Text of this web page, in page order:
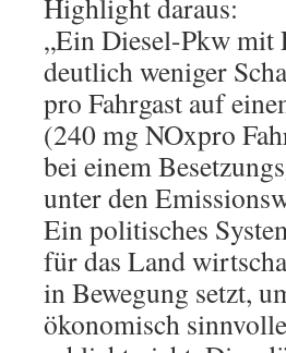
„Ein Diesel-Pkw
deutlich weniger
pro Fahrgast auf
(240 mg NOxpro
bei einem
unter den
Ein politisches
für das Land
in Bewegung setzt,
ökonomisch